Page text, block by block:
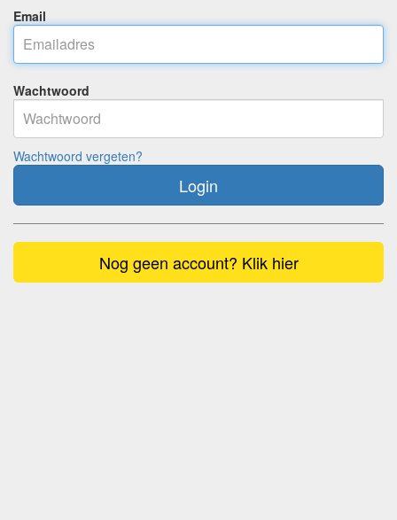
Email
Wachtwoord
Wachtwoord vergeten?
Login
Nog geen account? Klik hier